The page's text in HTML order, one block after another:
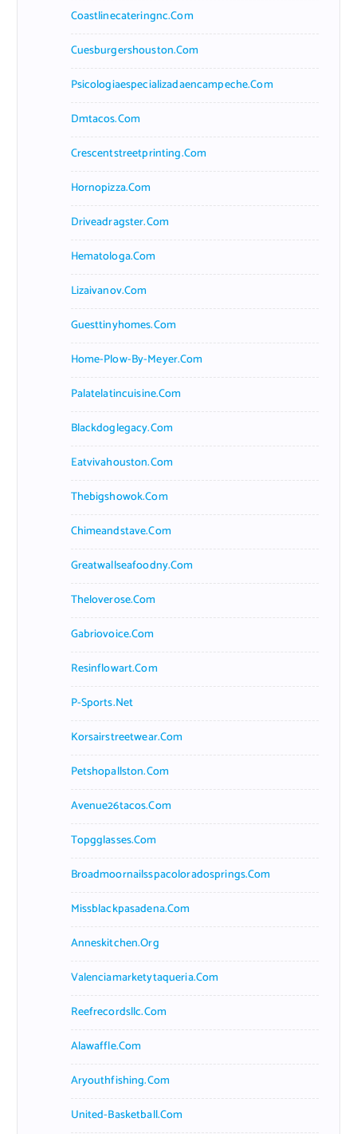
Coastlinecateringnc.com
Cuesburgershouston.com
Psicologiaespecializadaencampeche.com
Dmtacos.com
Crescentstreetprinting.com
Hornopizza.com
Driveadragster.com
Hematologa.com
Lizaivanov.com
Guesttinyhomes.com
Home-Plow-By-Meyer.com
Palatelatincuisine.com
Blackdoglegacy.com
Eatvivahouston.com
Thebigshowok.com
Chimeandstave.com
Greatwallseafoodny.com
Theloverose.com
Gabriovoice.com
Resinflowart.com
P-Sports.net
Korsairstreetwear.com
Petshopallston.com
Avenue26tacos.com
Topgglasses.com
Broadmoornailsspacoloradosprings.com
Missblackpasadena.com
Anneskitchen.org
Valenciamarketytaqueria.com
Reefrecordsllc.com
Alawaffle.com
Aryouthfishing.com
United-Basketball.com